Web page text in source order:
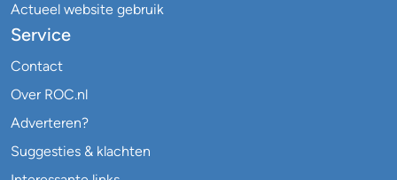
Actueel website gebruik
Service
Contact
Over ROC.nl
Adverteren?
Suggesties & klachten